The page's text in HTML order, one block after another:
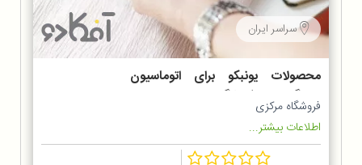
سراسر ایران
محصولات یونبکو برای اتوماسیون
دستگاه های فروشگاهی
فروشگاه مرکزی
اطلاعات بیشتر...